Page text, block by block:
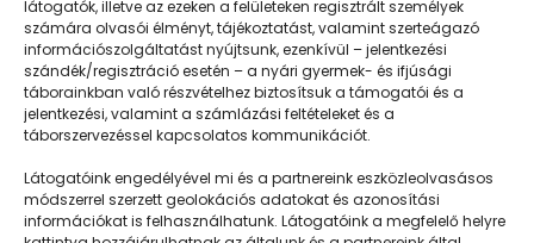
látogatók, illetve az ezeken a felületeken regisztrált személyek
számára olvasói élményt, tájékoztatást, valamint szerteágazó
információszolgáltatást nyújtsunk, ezenkívül – jelentkezési
szándék/regisztráció esetén – a nyári gyermek- és ifjúsági
táborainkban való részvételhez biztosítsuk a támogatói és a
jelentkezési, valamint a számlázási feltételeket és a
táborszervezéssel kapcsolatos kommunikációt.
Látogatóink engedélyével mi és a partnereink eszközleolvasásos
módszerrel szerzett geolokációs adatokat és azonosítási
információkat is felhasználhatunk. Látogatóink a megfelelő helyre